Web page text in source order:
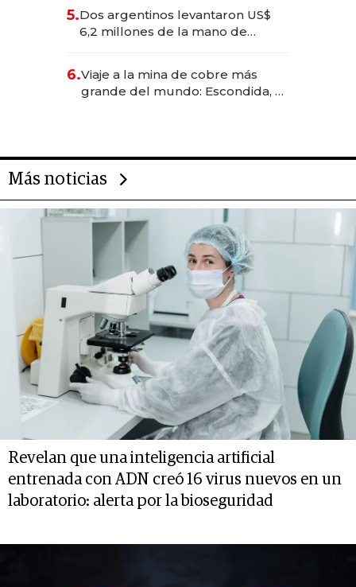
para convertirse en experiencias
transformadoras
5.Dos argentinos levantaron US$
6,2 millones de la mano de
6.Viaje a la mina de cobre más
grande del mundo: Escondida, el
Más noticias
Revelan que una inteligencia artificial
entrenada con ADN creó 16 virus nuevos en un
laboratorio: alerta por la bioseguridad